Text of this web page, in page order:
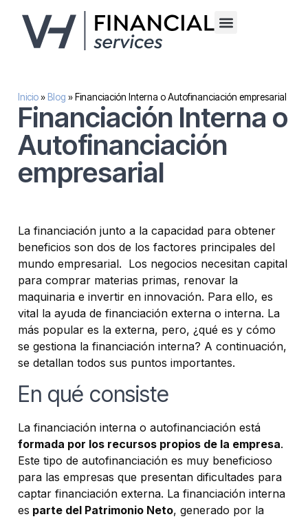
Inicio» Blog » Financiación Interna o Autofinanciación empresarial
Financiación Interna o
Autofinanciación
empresarial
La financiación junto a la capacidad para obtener
beneficios son dos de los factores principales del
mundo empresarial. Los negocios necesitan capital
para comprar materias primas, renovar la
maquinaria e invertir en innovación. Para ello, es
vital la ayuda de financiación externa o interna. La
más popular es la externa, pero, ¿qué es y cómo
se gestiona la financiación interna? A continuación,
se detallan todos sus puntos importantes.
En qué consiste
La financiación interna o autofinanciación está
formada por los recursos propios de la empresa.
Este tipo de autofinanciación es muy beneficioso
para las empresas que presentan dificultades para
captar financiación externa. La financiación interna
es parte del Patrimonio Neto, generado por la